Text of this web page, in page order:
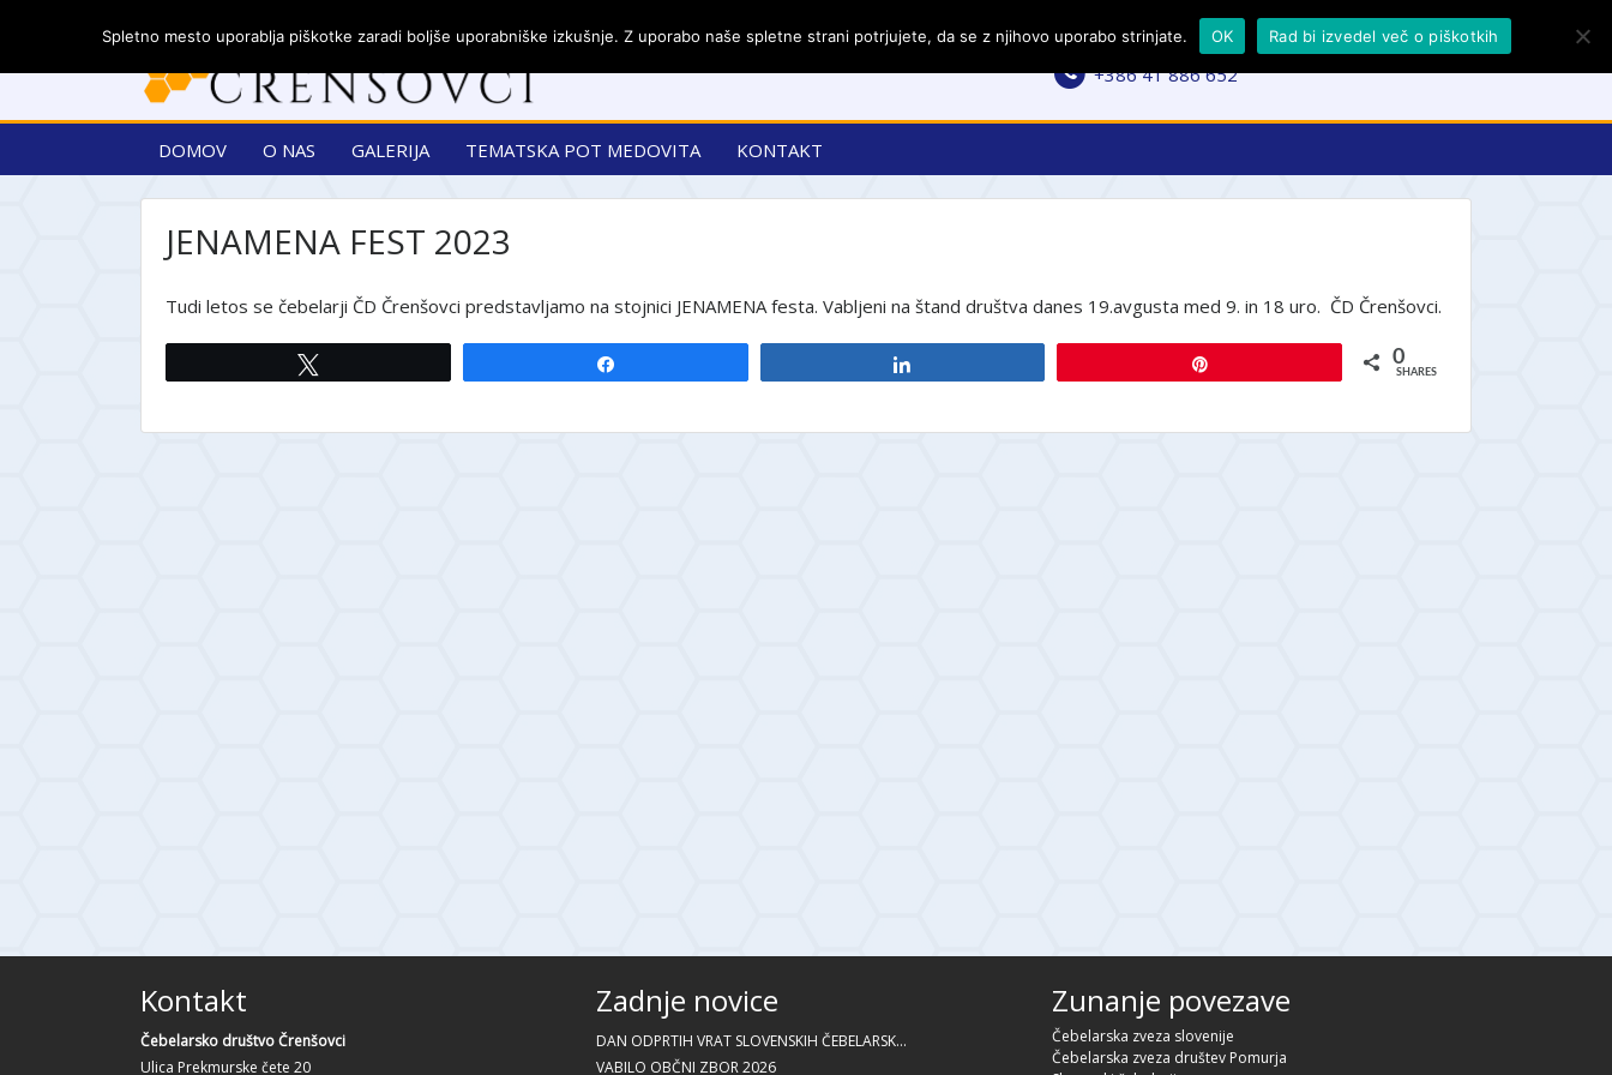
facebook.com/cdcrensovci
+386 41 886 652
DOMOV O NAS GALERIJA TEMATSKA POT MEDOVITA KONTAKT
JENAMENA FEST 2023
Tudi letos se čebelarji ČD Črenšovci predstavljamo na stojnici JENAMENA festa. Vabljeni na štand društva danes 19.avgusta med 9. in 18 uro. ČD Črenšovci.
0
SHARES
Kontakt
Čebelarsko društvo Črenšovci
Ulica Prekmurske čete 20
Zadnje novice
DAN ODPRTIH VRAT SLOVENSKIH ČEBELARSK...
VABILO OBČNI ZBOR 2026
Zunanje povezave
Čebelarska zveza slovenije
Čebelarska zveza društev Pomurja
Spletno mesto uporablja piškotke zaradi boljše uporabniške izkušnje. Z uporabo naše spletne strani potrjujete, da se z njihovo uporabo strinjate. OK Rad bi izvedel več o piškotkih